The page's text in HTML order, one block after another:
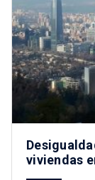
viviendas